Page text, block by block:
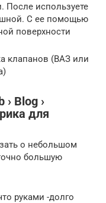
После используете
С ее помощью
поверхности
клапанов (ВАЗ или
› Blog ›
для
о небольшом
большую
руками -долго